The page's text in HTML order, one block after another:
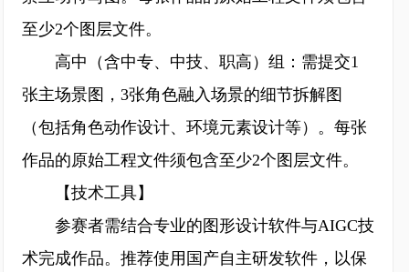
至少2个图层文件。
高中（含中专、中技、职高）组：需提交1
张主场景图，3张角色融入场景的细节拆解图
（包括角色动作设计、环境元素设计等）。每张
作品的原始工程文件须包含至少2个图层文件。
【技术工具】
参赛者需结合专业的图形设计软件与AIGC技
术完成作品。推荐使用国产自主研发软件，以保